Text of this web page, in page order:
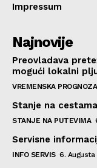
Impressum
Najnovije
Preovladava
mogući lokalni
VREMENSKA PROGNOZA
Stanje na
STANJE NA PUTEVIMA
Servisne
INFO SERVIS 6. Augusta